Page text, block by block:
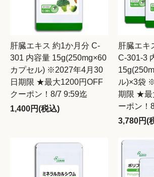
肝臓エキス 約1か月分 C-
301 内容量 15g(250mg×60
カプセル) ※2027年4月30
日期限 ★最大1200円OFF
クーポン！8/7 9:59迄
1,400円(税込)
肝臓エキ
C-301-3
ル)×3袋
期限 ★最
ーポン！
3,780円(